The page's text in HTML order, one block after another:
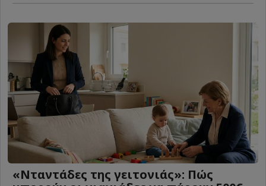
«Νταντάδες της γειτονιάς»: Πώς